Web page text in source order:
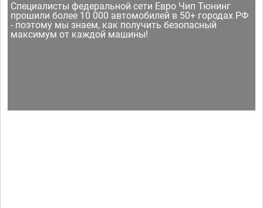
Специалисты федеральной сети Евро Чип Тюнинг
прошили более 10 000 автомобилей в 50+ городах РФ
- поэтому мы знаем, как получить безопасный
максимум от каждой машины!